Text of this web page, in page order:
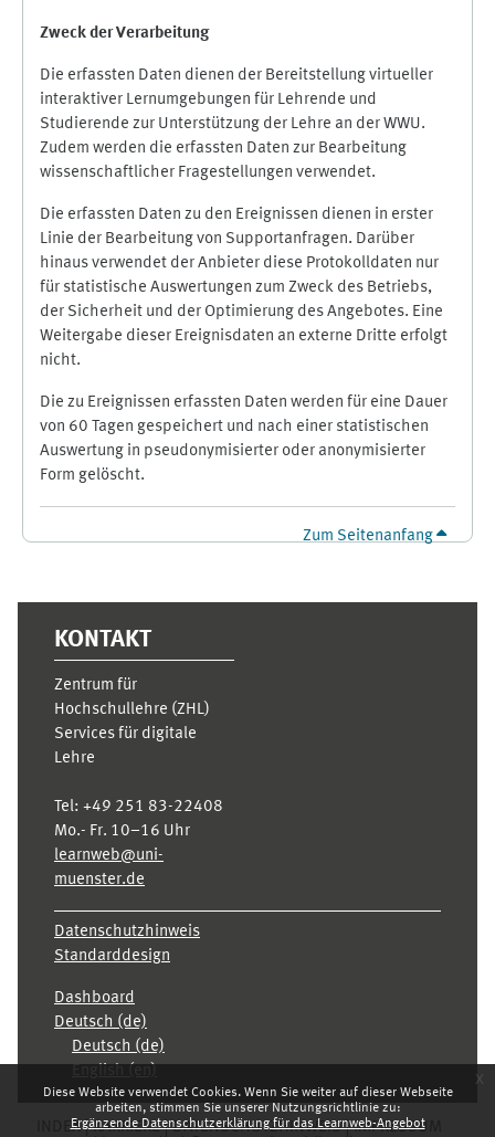
Diese Website verwendet Cookies. Wenn Sie weiter auf dieser Webseite
arbeiten, stimmen Sie unserer Nutzungsrichtlinie zu:
Ergänzende Datenschutzerklärung für das Learnweb-Angebot
x
Zweck der Verarbeitung
Die erfassten Daten dienen der Bereitstellung virtueller
interaktiver Lernumgebungen für Lehrende und
Studierende zur Unterstützung der Lehre an der WWU.
Zudem werden die erfassten Daten zur Bearbeitung
wissenschaftlicher Fragestellungen verwendet.
Die erfassten Daten zu den Ereignissen dienen in erster
Linie der Bearbeitung von Supportanfragen. Darüber
hinaus verwendet der Anbieter diese Protokolldaten nur
für statistische Auswertungen zum Zweck des Betriebs,
der Sicherheit und der Optimierung des Angebotes. Eine
Weitergabe dieser Ereignisdaten an externe Dritte erfolgt
nicht.
Die zu Ereignissen erfassten Daten werden für eine Dauer
von 60 Tagen gespeichert und nach einer statistischen
Auswertung in pseudonymisierter oder anonymisierter
Form gelöscht.
Zum Seitenanfang
KONTAKT
Zentrum für
Hochschullehre (ZHL)
Services für digitale
Lehre
Tel: +49 251 83-22408
Mo.- Fr. 10–16 Uhr
learnweb@uni-
muenster.de
Datenschutzhinweis
Standarddesign
Dashboard
Deutsch ‎(de)‎
Deutsch ‎(de)‎
INDEX KARRIERE DATENSCHUTZHINWEIS
IMPRESSUM